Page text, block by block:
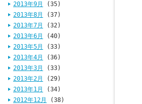
2013年9月
(35)
2013年8月
(37)
2013年7月
(32)
2013年6月
(40)
2013年5月
(33)
2013年4月
(36)
2013年3月
(33)
2013年2月
(29)
2013年1月
(34)
2012年12月
(38)